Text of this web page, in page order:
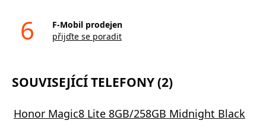
6
F-Mobil prodejen
přijďte se poradit
SOUVISEJÍCÍ TELEFONY (2)
Honor Magic8 Lite 8GB/258GB Midnight Black